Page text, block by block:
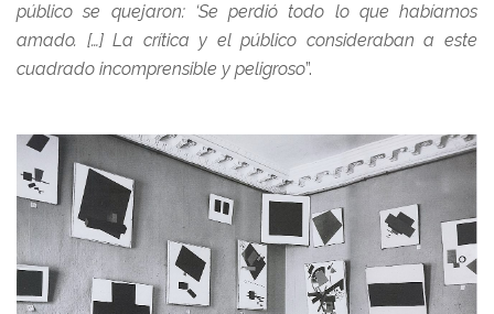
público se quejaron: ‘Se perdió todo lo que habíamos
amado. […] La crítica y el público consideraban a este
cuadrado incomprensible y peligroso”.